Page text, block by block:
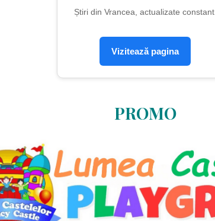
Știri din Vrancea, actualizate constant.
Vizitează pagina
PROMO